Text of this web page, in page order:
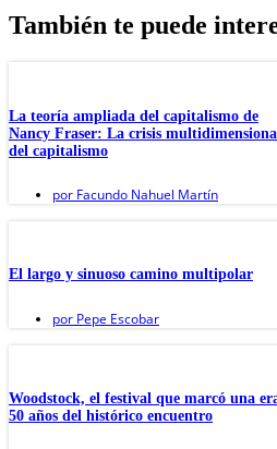
También te puede
La teoría ampliada del capitalismo de
Nancy Fraser: La crisis
del capitalismo
por Facundo Nahuel Martín
El largo y sinuoso camino multipolar
por Pepe Escobar
Woodstock, el festival que marcó una
50 años del histórico encuentro